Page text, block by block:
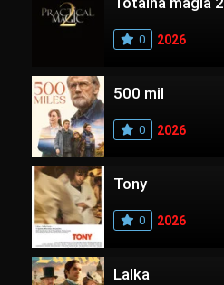
0 2026
500 mil
0 2026
Tony
0 2026
Lalka